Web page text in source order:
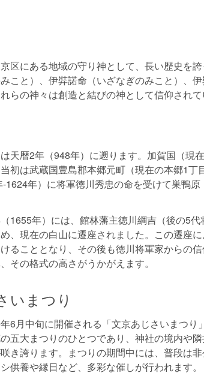
区にある地域の守り神として、長い歴史を
みこと）、伊弉諾命（いざなぎのみこと）、
らの神々は創造と結びの神として信仰されて
天暦2年（948年）に遡ります。加賀国（現
初は武蔵国豊島郡本郷元町（現在の本郷1
1624年）に将軍徳川秀忠の命を受けて巣鴨
1655年）には、館林藩主徳川綱吉（後の5
、現在の白山に遷座されました。この遷座
ることとなり、その後も徳川将軍家からの
その格式の高さがうかがえます。
いまつり
6月中旬に開催される「文京あじさいまつり
五大まつりのひとつであり、神社の境内や
き誇ります。まつりの期間中には、普段は
供養や縁日など、多彩な催しが行われます。